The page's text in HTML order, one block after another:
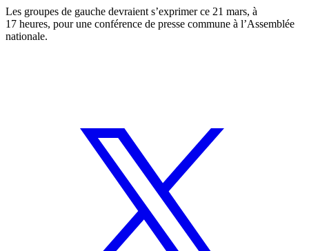
Les groupes de gauche devraient s’exprimer ce 21 mars, à
17 heures, pour une conférence de presse commune à l’Assemblée
nationale.